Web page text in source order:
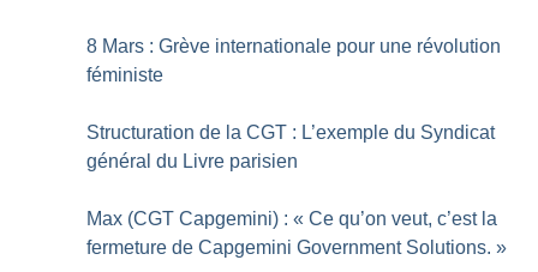
8 Mars : Grève internationale pour une révolution
féministe
Structuration de la CGT : L’exemple du Syndicat
général du Livre parisien
Max (CGT Capgemini) : « Ce qu’on veut, c’est la
fermeture de Capgemini Government Solutions. »